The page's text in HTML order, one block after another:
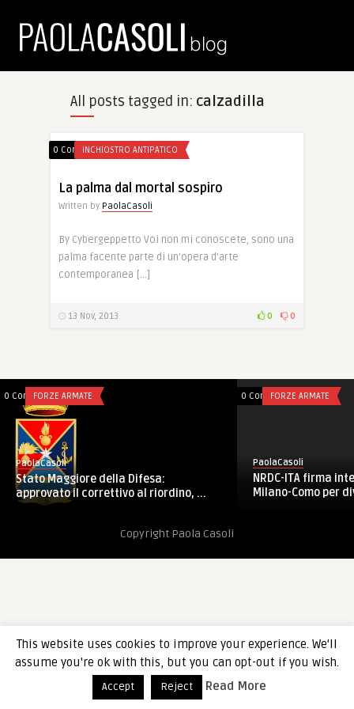
All posts tagged in: calzadilla
0 CommentsINCHIOSTRO ANTIPATICO
La palma dal mortal sospiro
Written by PaolaCasoli
By Cybergeppetto Voi non mi conoscete, sono una
palma facente parte di un’opera d’arte
contemporanea […]
13 Nov, 2013 0 0
0 CommentsFORZE ARMATE
PaolaCasoli
Stato Maggiore della Difesa:
approvato il correttivo al riordino, ...
0 CommentsFORZE ARMATE
PaolaCasoli
NRDC-ITA firma
Milano-Como per
Copyright Paola Casoli
This website uses cookies to improve your experience. We'll
assume you're ok with this, but you can opt-out if you wish.
Accept Reject Read More